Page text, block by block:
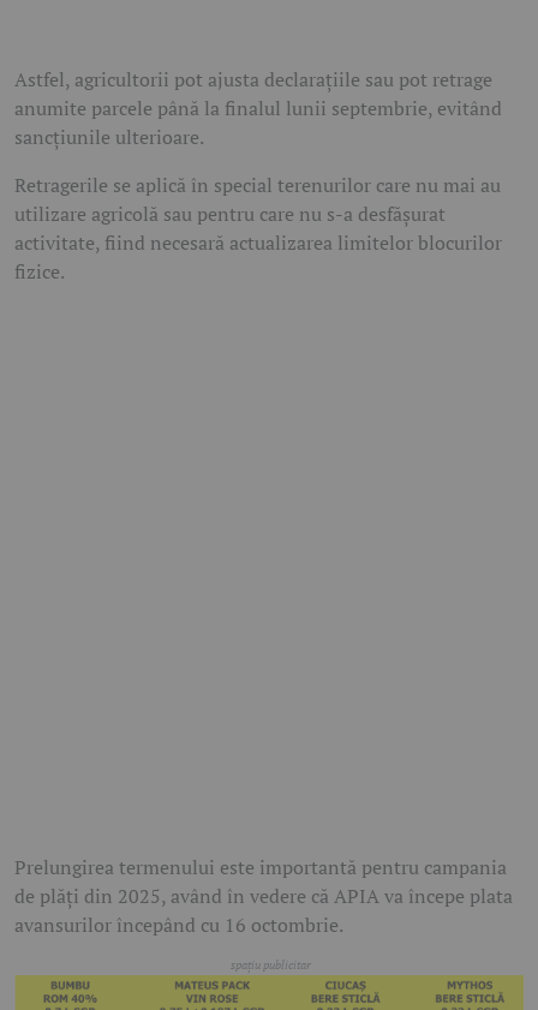
Astfel, agricultorii pot ajusta declarațiile sau pot retrage
anumite parcele până la finalul lunii septembrie, evitând
sancțiunile ulterioare.
Retragerile se aplică în special terenurilor care nu mai au
utilizare agricolă sau pentru care nu s-a desfășurat
activitate, fiind necesară actualizarea limitelor blocurilor
fizice.
Prelungirea termenului este importantă pentru campania
de plăți din 2025, având în vedere că APIA va începe plata
avansurilor începând cu 16 octombrie.